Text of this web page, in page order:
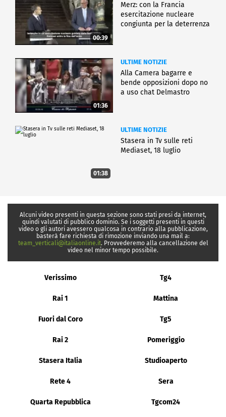
00:39
Merz: con la Francia
esercitazione nucleare
congiunta per la deterrenza
01:36
ULTIME NOTIZIE
Alla Camera bagarre e
bende opposizioni dopo no
a uso chat Delmastro
01:38
ULTIME NOTIZIE
Stasera in Tv sulle reti
Mediaset, 18 luglio
Alcuni video presenti in questa sezione sono stati presi da internet,
quindi valutati di pubblico dominio. Se i soggetti presenti in questi
video o gli autori avessero qualcosa in contrario alla pubblicazione,
basterà fare richiesta di rimozione inviando una mail a:
team_verticali@italiaonline.it. Provvederemo alla cancellazione del
video nel minor tempo possibile.
Verissimo Tg4
Rai 1 Mattina
Fuori dal Coro Tg5
Rai 2 Pomeriggio
Stasera Italia Studioaperto
Rete 4 Sera
Quarta Repubblica Tgcom24